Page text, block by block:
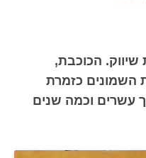
שיווק. הכוכבת,
השמונים כזמרת
עשרים וכמה שנים